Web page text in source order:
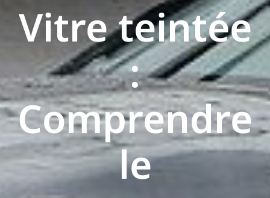
Vitre teintée
:
Comprendre
le